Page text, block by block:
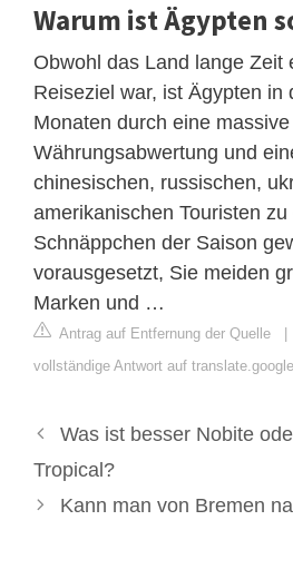
Warum ist Ägypten
Obwohl das Land lange Zeit
Reiseziel war, ist Ägypten in
Monaten durch eine massive
Währungsabwertung und
chinesischen, russischen,
amerikanischen Touristen zu
Schnäppchen der Saison
vorausgesetzt, Sie meiden
Marken und …
Antrag auf Entfernung der Quelle |
vollständige Antwort auf
Was ist besser Nobite
Tropical?
Kann man von Bremen